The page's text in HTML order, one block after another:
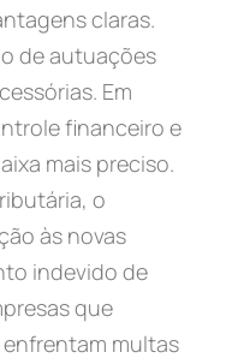
claras.
de autuações
Em
financeiro e
mais preciso.
o
às novas
indevido de
que
multas